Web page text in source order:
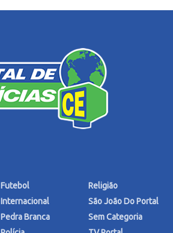
Futebol
Internacional
Pedra Branca
Religião
São João Do Portal
Sem Categoria